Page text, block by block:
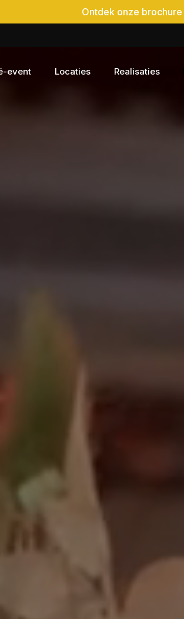
Ontdek onze brochure
event Locaties Realisaties